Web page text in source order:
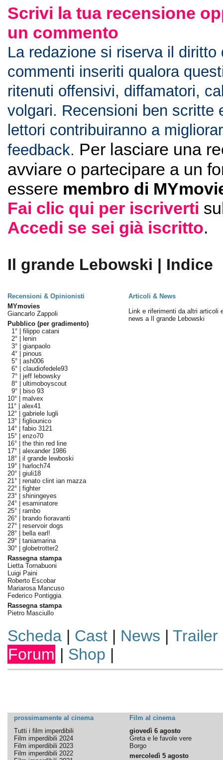
Scrivi la tua recensione
un commento
La redazione si riserva il diritto
commenti inseriti qualora
ritenuti offensivi, diffamatori,
volgari. Recensioni ben scritte
lettori contribuiranno a
feedback. Per lasciare una
avviare o partecipare a un
essere membro di
Fai clic qui per iscriverti
Accedi se sei già iscritto.
Il grande Lebowski | Indice
Recensioni & Opinionisti
Articoli & News
MYmovies
Giancarlo Zappoli
Pubblico (per gradimento)
1° | filippo catani
2° |
lenin
3° | gianpaolo
4° | pinous
5° | ash006
6° | claudiofedele93
7° | jeff lebowsky
8° | ultimoboyscout
9° |
biso 93
10° | malvex
11° | alex41
12° | gabriele lugli
13° | figliounico
14° | fabio 3121
15° | enzo70
16° | the thin red line
17° | alexander 1986
18° | il grande lewboski
19° |
harloch74
20° | giuli18
21° | renato clint ian mazza
22° | fighter
23° | shiningeyes
24° | esaminatore
25° | rambo
26° |
brando fioravanti
27° | reservoir dogs
28° |
bella earl!
29° | taniamarina
30° | globetrotter2
Rassegna stampa
Lietta Tornabuoni
Luigi Paini
Roberto Escobar
Mariarosa Mancuso
Federico Pontiggia
Rassegna stampa
Pietro Masciullo
Link e riferimenti da altri articoli
news a Il grande Lebowski
Scheda| Cast| News | Trailer
Forum | Shop |
prossimamente al cinema
Film al cinema
Tutti i film imperdibili
Film imperdibili 2024
Film imperdibili 2023
Film imperdibili 2022
giovedì 6 agosto
Greta e le favole vere
Borgo
mercoledì 5 agosto